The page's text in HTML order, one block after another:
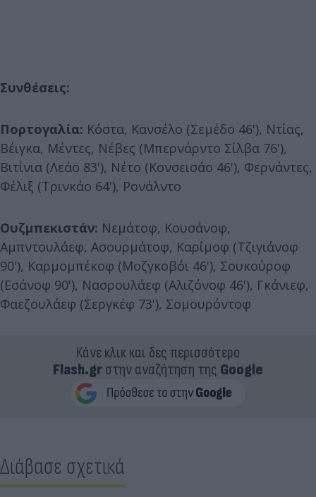
Συνθέσεις:
Πορτογαλία: Κόστα, Κανσέλο (Σεμέδο 46'), Ντίας,
Βέιγκα, Μέντες, Νέβες (Μπερνάρντο Σίλβα 76'),
Βιτίνια (Λεάο 83'), Νέτο (Κονσεισάο 46'), Φερνάντες,
Φέλιξ (Τρινκάο 64'), Ρονάλντο
Ουζμπεκιστάν: Νεμάτοφ, Κουσάνοφ,
Αμπντουλάεφ, Ασουρμάτοφ, Καρίμοφ (Τζιγιάνοφ
90'), Καρμομπέκοφ (Μοζγκοβόι 46'), Σουκούροφ
(Εσάνοφ 90'), Νασρουλάεφ (Αλιζόνοφ 46'), Γκάνιεφ,
Φαεζουλάεφ (Σεργκέφ 73'), Σομουρόντοφ
Κάνε κλικ και δες περισσότερο
Flash.grστην αναζήτηση της Google
Διάβασε σχετικά